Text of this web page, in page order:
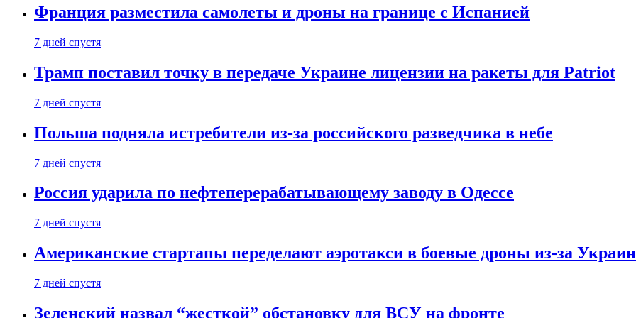
Франция разместила самолеты и дроны на границе с Испанией
7 дней спустя
Трамп поставил точку в передаче Украине лицензии на ракеты для Patriot
7 дней спустя
Польша подняла истребители из-за российского разведчика в небе
7 дней спустя
Россия ударила по нефтеперерабатывающему заводу в Одессе
7 дней спустя
Американские стартапы переделают аэротакси в боевые дроны из-за
7 дней спустя
Зеленский назвал “жесткой” обстановку для ВСУ на фронте